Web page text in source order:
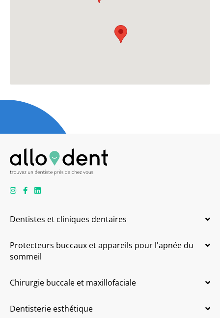
Dentistes et cliniques dentaires
Protecteurs buccaux et appareils pour l'apnée du
sommeil
Chirurgie buccale et maxillofaciale
Dentisterie esthétique